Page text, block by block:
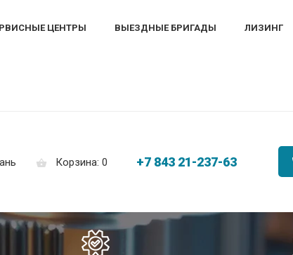
ЦЕНТРЫ ВЫЕЗДНЫЕ БРИГАДЫ ЛИЗИНГ
Корзина: 0 +7 843 21-237-63